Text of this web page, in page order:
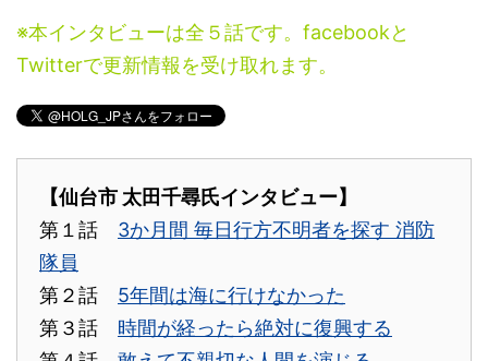
※本インタビューは全５話です。facebookと
Twitterで更新情報を受け取れます。
【仙台市 太田千尋氏インタビュー】
第１話 3か月間 毎日行方不明者を探す 消防
隊員
第２話 5年間は海に行けなかった
第３話 時間が経ったら絶対に復興する